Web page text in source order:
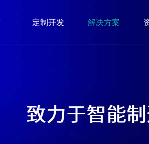
定制开发 解决方案